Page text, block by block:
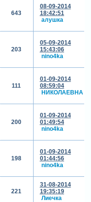
643
08-09-2014
18:42:51
алушка
203
05-09-2014
15:43:06
nino4ka
111
01-09-2014
08:59:04
НИКОЛАЕВНА
200
01-09-2014
01:49:54
nino4ka
198
01-09-2014
01:44:56
nino4ka
221
31-08-2014
19:35:19
Лиечка